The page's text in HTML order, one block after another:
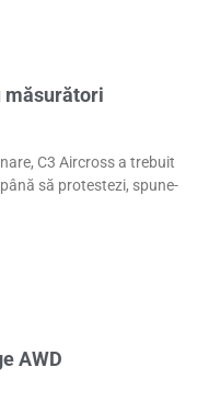
măsurători
C3 Aircross a trebuit
să protestezi, spune-
AWD